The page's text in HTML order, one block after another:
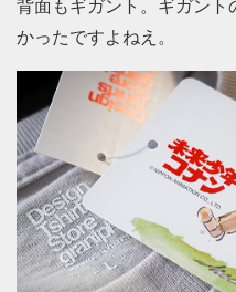
背面もギガント。ギガント
かったですよねえ。